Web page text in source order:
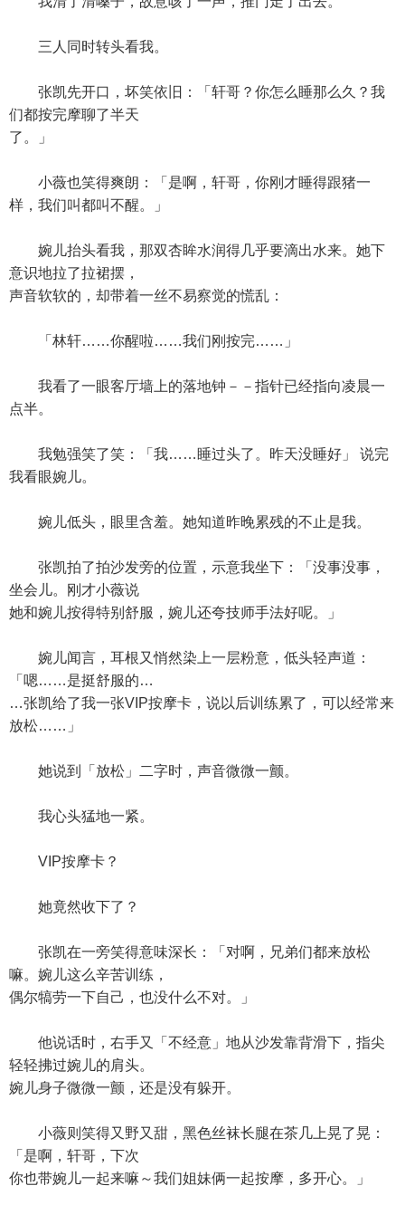
三人同时转头看我。
张凯先开口，坏笑依旧：「轩哥？你怎么睡那么久？我
们都按完摩聊了半天
了。」
小薇也笑得爽朗：「是啊，轩哥，你刚才睡得跟猪一
样，我们叫都叫不醒。」
婉儿抬头看我，那双杏眸水润得几乎要滴出水来。她下
意识地拉了拉裙摆，
声音软软的，却带着一丝不易察觉的慌乱：
「林轩……你醒啦……我们刚按完……」
我看了一眼客厅墙上的落地钟－－指针已经指向凌晨一
点半。
我勉强笑了笑：「我……睡过头了。昨天没睡好」 说完
我看眼婉儿。
婉儿低头，眼里含羞。她知道昨晚累残的不止是我。
张凯拍了拍沙发旁的位置，示意我坐下：「没事没事，
坐会儿。刚才小薇说
她和婉儿按得特别舒服，婉儿还夸技师手法好呢。」
婉儿闻言，耳根又悄然染上一层粉意，低头轻声道：
「嗯……是挺舒服的…
…张凯给了我一张VIP按摩卡，说以后训练累了，可以经常来
放松……」
她说到「放松」二字时，声音微微一颤。
我心头猛地一紧。
VIP按摩卡？
她竟然收下了？
张凯在一旁笑得意味深长：「对啊，兄弟们都来放松
嘛。婉儿这么辛苦训练，
偶尔犒劳一下自己，也没什么不对。」
他说话时，右手又「不经意」地从沙发靠背滑下，指尖
轻轻拂过婉儿的肩头。
婉儿身子微微一颤，还是没有躲开。
小薇则笑得又野又甜，黑色丝袜长腿在茶几上晃了晃：
「是啊，轩哥，下次
你也带婉儿一起来嘛～我们姐妹俩一起按摩，多开心。」